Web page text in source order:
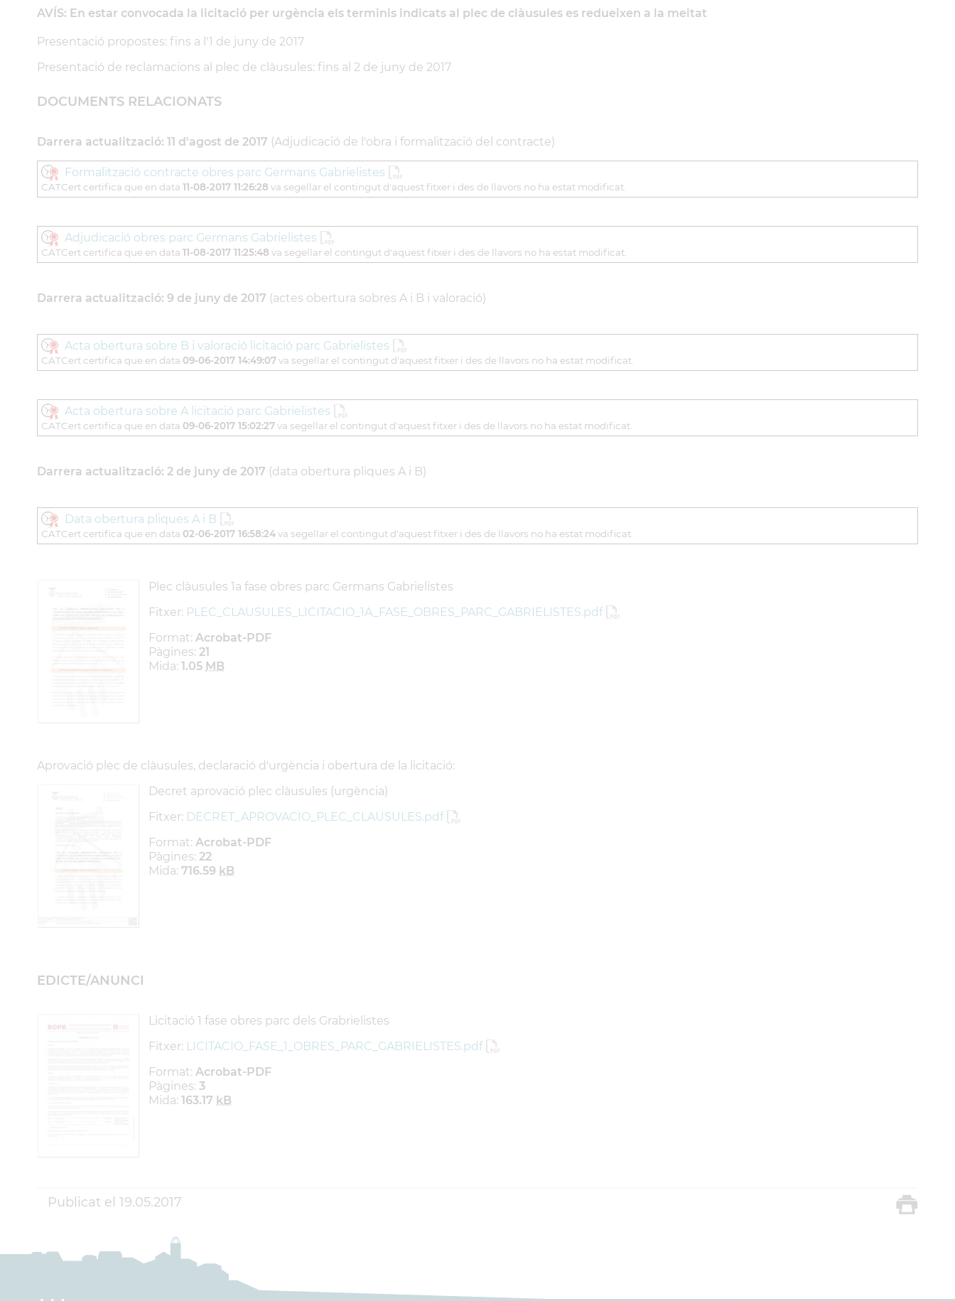
AVÍS: En estar convocada la licitació per urgència els terminis indicats al plec de clàusules es redueixen a la meitat
Presentació propostes: fins a l'1 de juny de 2017
Presentació de reclamacions al plec de clàusules: fins al 2 de juny de 2017
DOCUMENTS RELACIONATS
Darrera actualització: 11 d'agost de 2017 (Adjudicació de l'obra i formalització del contracte)
Formalització contracte obres parc Germans Gabrielistes
CATCert certifica que en data 11-08-2017 11:26:28 va segellar el contingut d'aquest fitxer i des de llavors no ha estat modificat.
Adjudicació obres parc Germans Gabrielistes
CATCert certifica que en data 11-08-2017 11:25:48 va segellar el contingut d'aquest fitxer i des de llavors no ha estat modificat.
Darrera actualització: 9 de juny de 2017 (actes obertura sobres A i B i valoració)
Acta obertura sobre B i valoració licitació parc Gabrielistes
CATCert certifica que en data 09-06-2017 14:49:07va segellar el contingut d'aquest fitxer i des de llavors no ha estat modificat.
Acta obertura sobre A licitació parc Gabrielistes
CATCert certifica que en data 09-06-2017 15:02:27va segellar el contingut d'aquest fitxer i des de llavors no ha estat modificat.
Darrera actualització: 2 de juny de 2017 (data obertura pliques A i B)
Data obertura pliques A i B
CATCert certifica que en data 02-06-2017 16:58:24va segellar el contingut d'aquest fitxer i des de llavors no ha estat modificat.
Plec clàusules 1a fase obres parc Germans Gabrielistes
Fitxer: PLEC_CLAUSULES_LICITACIO_1A_FASE_OBRES_PARC_GABRIELISTES.pdf
Format: Acrobat-PDF
Pàgines: 21
Mida: 1.05 MB
Aprovació plec de clàusules, declaració d'urgència i obertura de la licitació:
Decret aprovació plec clàusules (urgència)
Fitxer: DECRET_APROVACIO_PLEC_CLAUSULES.pdf
Format: Acrobat-PDF
Pàgines: 22
Mida: 716.59 kB
EDICTE/ANUNCI
Licitació 1 fase obres parc dels Grabrielistes
Fitxer: LICITACIO_FASE_1_OBRES_PARC_GABRIELISTES.pdf
Format: Acrobat-PDF
Pàgines: 3
Mida: 163.17 kB
Publicat el 19.05.2017